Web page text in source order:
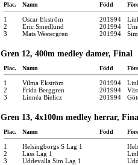
Plac. Namn Född
1 Oscar Ekström 201994
2
Eric Smedlund 201994
3
Mats Westergren 201994
Gren 12, 400m medley damer, Final
Plac. Namn Född
1 Vilma Ekström 201994
2
Frida Berggren 201994
3
Linnéa Bielicz 201994
Gren 13, 4x100m medley herrar,
Plac. Namn Född
1 Helsingborgs S Lag 1
2
Lass Lag 1
3
Uddevalla Sim Lag 1